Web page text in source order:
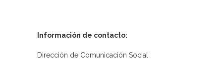
Información de contacto:
Dirección de Comunicación Social